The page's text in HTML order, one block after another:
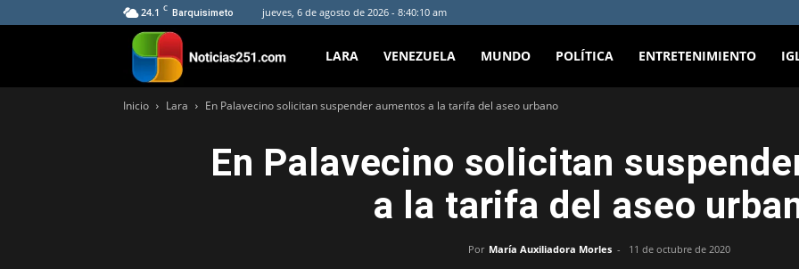
24.1 C Barquisimeto jueves, 6 de agosto de 2026 - 8:40:10 am
Noticias251
LARA VENEZUELA MUNDO POLÍTICA ENTRETENIMIENTO
Inicio Lara En Palavecino solicitan suspender aumentos a la tarifa del aseo urbano
En Palavecino solicitan
a la tarifa del aseo
Por María Auxiliadora Morles - 11 de octubre de 2020